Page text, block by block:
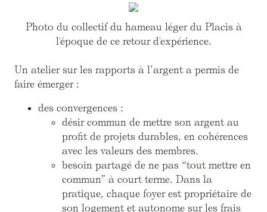
Photo du collectif du hameau léger du Placis à
l'époque de ce retour d'expérience.
Un atelier sur les rapports à l’argent a permis de
faire émerger :
des convergences :
désir commun de mettre son argent au
profit de projets durables, en cohérences
avec les valeurs des membres.
besoin partagé de ne pas “tout mettre en
commun” à court terme. Dans la
pratique, chaque foyer est propriétaire de
son logement et autonome sur les frais